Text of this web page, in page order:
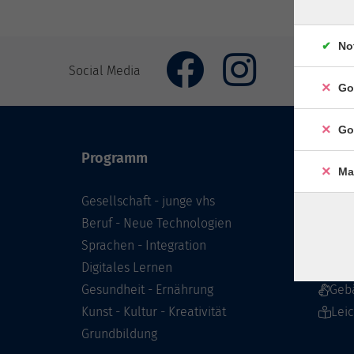
Social Media
Programm
Gesellschaft - junge vhs
Beruf - Neue Technologien
Sprachen - Integration
Digitales Lernen
Gesundheit - Ernährung
Kunst - Kultur - Kreativität
Grundbildung